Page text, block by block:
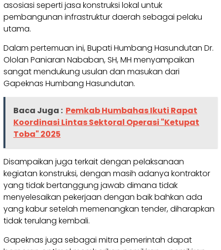
asosiasi seperti jasa konstruksi lokal untuk
pembangunan infrastruktur daerah sebagai pelaku
utama.
Dalam pertemuan ini, Bupati Humbang Hasundutan Dr.
Ololan Paniaran Nababan, SH, MH menyampaikan
sangat mendukung usulan dan masukan dari
Gapeknas Humbang Hasundutan.
Baca Juga : Pemkab Humbahas Ikuti Rapat
Koordinasi Lintas Sektoral Operasi "Ketupat
Toba" 2025
Disampaikan juga terkait dengan pelaksanaan
kegiatan konstruksi, dengan masih adanya kontraktor
yang tidak bertanggung jawab dimana tidak
menyelesaikan pekerjaan dengan baik bahkan ada
yang kabur setelah memenangkan tender, diharapkan
tidak terulang kembali.
Gapeknas juga sebagai mitra pemerintah dapat